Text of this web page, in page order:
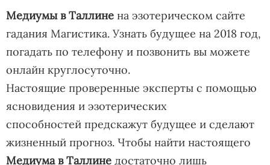
Медиумы в Таллине на эзотерическом сайте
гадания Магистика. Узнать будущее на 2018 год,
погадать по телефону и позвонить вы можете
онлайн круглосуточно.
Настоящие проверенные эксперты с помощью
ясновидения и эзотерических
способностей предскажут будущее и сделают
жизненный прогноз. Чтобы найти настоящего
Медиума в Таллине достаточно лишь